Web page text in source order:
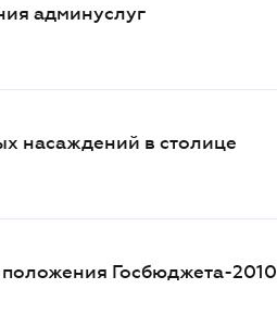
админуслуг
насаждений в столице
Госбюджета-2010